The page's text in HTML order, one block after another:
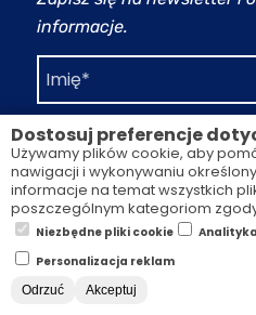
informacje.
Zapoznałem się z
akceptuję ją
Dostosuj preferencje
Używamy plików cookie, aby
nawigacji i wykonywaniu
informacje na temat wszystkich
poszczególnym kategoriom
Niezbędne pliki cookie Analityka
Personalizacja reklam
Odrzuć Akceptuj